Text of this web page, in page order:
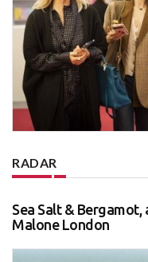
RADAR
Sea Salt &
Malone London